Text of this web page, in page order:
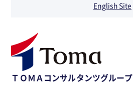
English Site
ＴＯＭＡコンサルタンツグループ